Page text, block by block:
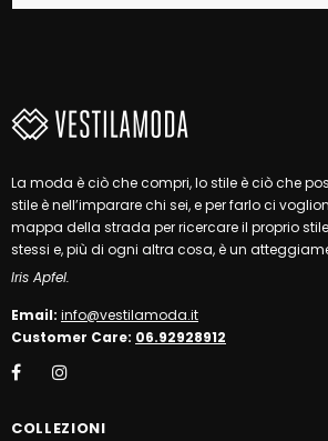
La moda è ciò che compri, lo stile è ciò che
stile è nell’imparare chi sei, e per farlo ci
mappa della strada per ricercare il proprio
stessi e, più di ogni altra cosa, è un
Iris Apfel.
Email: info@vestilamoda.it
Customer Care: 06.92928912
COLLEZIONI